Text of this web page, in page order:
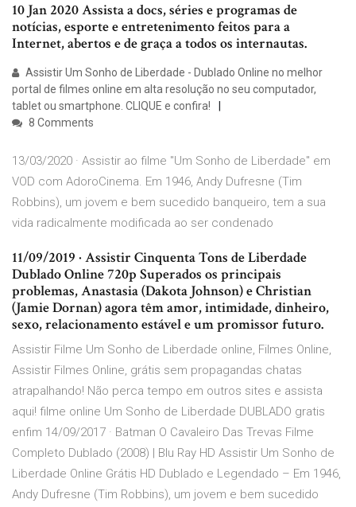
10 Jan 2020 Assista a docs, séries e programas de
notícias, esporte e entretenimento feitos para a
Internet, abertos e de graça a todos os internautas.
Assistir Um Sonho de Liberdade - Dublado Online no melhor
portal de filmes online em alta resolução no seu computador,
tablet ou smartphone. CLIQUE e confira!
8 Comments
13/03/2020 · Assistir ao filme "Um Sonho de Liberdade" em
VOD com AdoroCinema. Em 1946, Andy Dufresne (Tim
Robbins), um jovem e bem sucedido banqueiro, tem a sua
vida radicalmente modificada ao ser condenado
11/09/2019 · Assistir Cinquenta Tons de Liberdade
Dublado Online 720p Superados os principais
problemas, Anastasia (Dakota Johnson) e Christian
(Jamie Dornan) agora têm amor, intimidade, dinheiro,
sexo, relacionamento estável e um promissor futuro.
Assistir Filme Um Sonho de Liberdade online, Filmes Online,
Assistir Filmes Online, grátis sem propagandas chatas
atrapalhando! Não perca tempo em outros sites e assista
aqui! filme online Um Sonho de Liberdade DUBLADO gratis
enfim 14/09/2017 · Batman O Cavaleiro Das Trevas Filme
Completo Dublado (2008) | Blu Ray HD Assistir Um Sonho de
Liberdade Online Grátis HD Dublado e Legendado – Em 1946,
Andy Dufresne (Tim Robbins), um jovem e bem sucedido